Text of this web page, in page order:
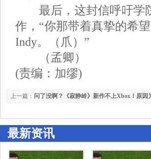
最后，这封信呼吁学
作，“你那带着真挚的希
Indy。（爪）”
（孟卿）
(责编：加缪)
上一篇： 问了没啊？《寂静岭》新作不上Xbox！原因
最新资讯